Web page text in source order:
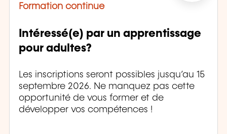
Formation continue
Intéressé(e) par un apprentissage
pour adultes?
Les inscriptions seront possibles jusqu’au 15
septembre 2026. Ne manquez pas cette
opportunité de vous former et de
développer vos compétences !